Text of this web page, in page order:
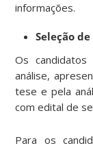
informações.
Seleção
Os
análise,
tese e pela
com edital de
Para os